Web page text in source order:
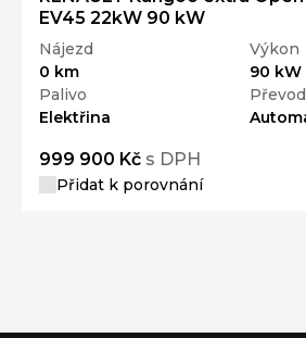
EV45 22kW 90 kW
Nájezd
0 km
Výkon
90 kW
Palivo
Elektřina
999 900 Kč s DPH
Přidat k porovnání